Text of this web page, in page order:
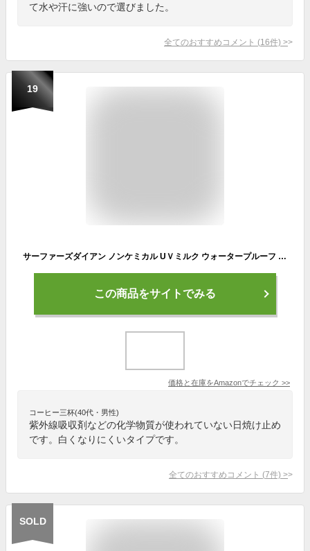
て水や汗に強いので選びました。
全てのおすすめコメント (16件) >
19
サーファーズダイアン ノンケミカル UＶミルク ウォータープルーフ 日焼け止め 50ml SPF50+/PA++++
この商品をサイトでみる
価格と在庫をAmazonでチェック >>
コーヒー三杯(40代・男性)
紫外線吸収剤などの化学物質が使われていない日焼け止め
です。白くなりにくいタイプです。
全てのおすすめコメント (7件) >
SOLD